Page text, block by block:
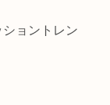
ョントレン